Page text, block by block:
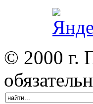
© 2000 г.